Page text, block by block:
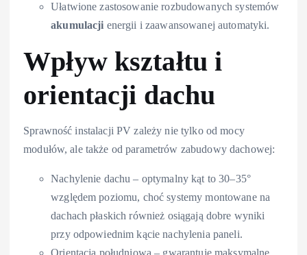
Ułatwione zastosowanie rozbudowanych systemów
akumulacji energii i zaawansowanej automatyki.
Wpływ kształtu i
orientacji dachu
Sprawność instalacji PV zależy nie tylko od mocy
modułów, ale także od parametrów zabudowy dachowej:
Nachylenie dachu – optymalny kąt to 30–35°
względem poziomu, choć systemy montowane na
dachach płaskich również osiągają dobre wyniki
przy odpowiednim kącie nachylenia paneli.
Orientacja południowa – gwarantuje maksymalne